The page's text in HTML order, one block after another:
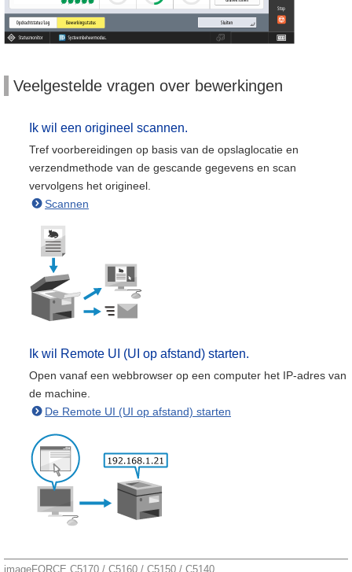
Veelgestelde vragen over bewerkingen
Ik wil een origineel scannen.
Tref voorbereidingen op basis van de opslaglocatie en
verzendmethode van de gescande gegevens en scan
vervolgens het origineel.
Scannen
Ik wil Remote UI (UI op afstand) starten.
Open vanaf een webbrowser op een computer het IP-adres van
de machine.
De Remote UI (UI op afstand) starten
imageFORCE C5170 / C5160 / C5150 / C5140